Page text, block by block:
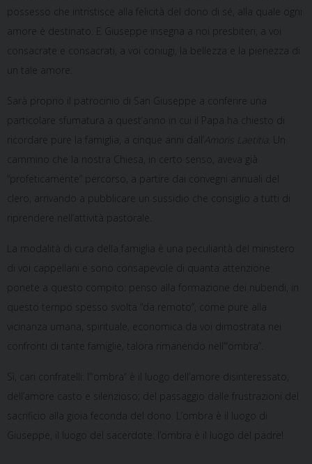
possesso che intristisce alla felicità del dono di sé, alla quale ogni
amore è destinato. E Giuseppe insegna a noi presbiteri, a voi
consacrate e consacrati, a voi coniugi, la bellezza e la pienezza di
un tale amore.
Sarà proprio il patrocinio di San Giuseppe a conferire una
particolare sfumatura a quest’anno in cui il Papa ha chiesto di
ricordare pure la famiglia, a cinque anni dall’
. Un
cammino che la nostra Chiesa, in certo senso, aveva già
“profeticamente” percorso, a partire dai convegni annuali del
clero, arrivando a pubblicare un sussidio che consiglio a tutti di
riprendere nell’attività pastorale.
La modalità di cura della famiglia è una peculiarità del ministero
di voi cappellani e sono consapevole di quanta attenzione
ponete a questo compito: penso alla formazione dei nubendi, in
questo tempo spesso svolta “da remoto”, come pure alla
vicinanza umana, spirituale, economica da voi dimostrata nei
confronti di tante famiglie, talora rimanendo nell’“ombra”.
Sì, cari confratelli: l’“ombra” è il luogo dell’amore disinteressato,
dell’amore casto e silenzioso; del passaggio dalle frustrazioni del
sacrificio alla gioia feconda del dono. L’ombra è il luogo di
Giuseppe, il luogo del sacerdote: l’ombra è il luogo del padre!